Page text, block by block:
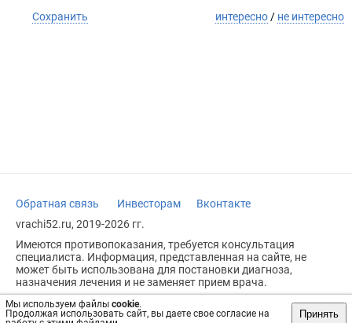
Мы используем файлы cookie.
Продолжая использовать сайт, вы даете свое согласие на
Принять
Сохранить интересно / не интересно
Обратная связь Инвесторам
Вконтакте
vrachi52.ru, 2019-2026 гг.
Имеются противопоказания, требуется консультация
специалиста. Информация, представленная на сайте, не
может быть использована для постановки диагноза,
назначения лечения и не заменяет прием врача.
Возрастное ограничение: 18+